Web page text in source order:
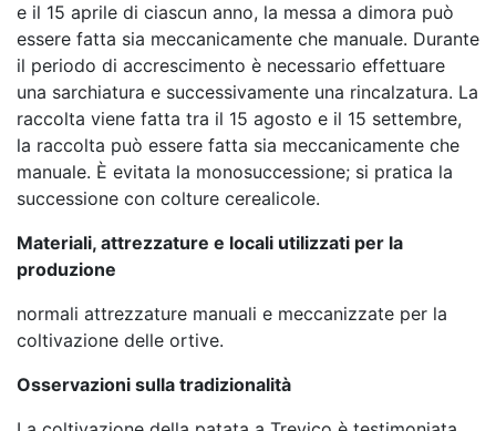
e il 15 aprile di ciascun anno, la messa a dimora può
essere fatta sia meccanicamente che manuale. Durante
il periodo di accrescimento è necessario effettuare
una sarchiatura e successivamente una rincalzatura. La
raccolta viene fatta tra il 15 agosto e il 15 settembre,
la raccolta può essere fatta sia meccanicamente che
manuale. È evitata la monosuccessione; si pratica la
successione con colture cerealicole.
Materiali, attrezzature e locali utilizzati per la
produzione
normali attrezzature manuali e meccanizzate per la
coltivazione delle ortive.
Osservazioni sulla tradizionalità